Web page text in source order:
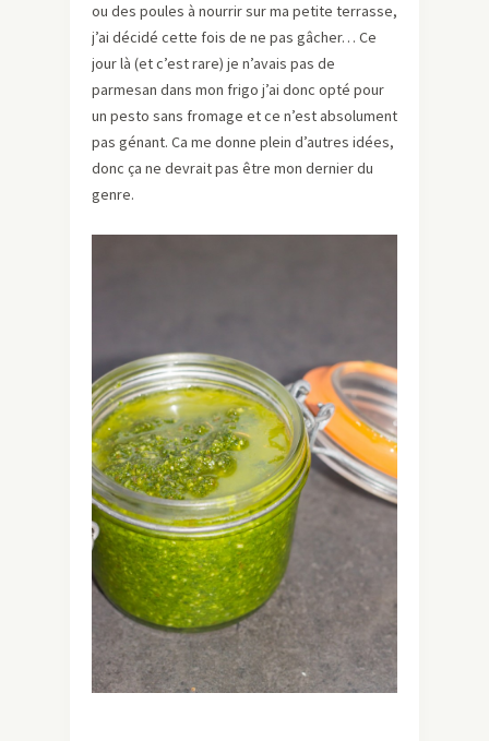
ou des poules à nourrir sur ma petite terrasse,
j’ai décidé cette fois de ne pas gâcher… Ce
jour là (et c’est rare) je n’avais pas de
parmesan dans mon frigo j’ai donc opté pour
un pesto sans fromage et ce n’est absolument
pas génant. Ca me donne plein d’autres idées,
donc ça ne devrait pas être mon dernier du
genre.